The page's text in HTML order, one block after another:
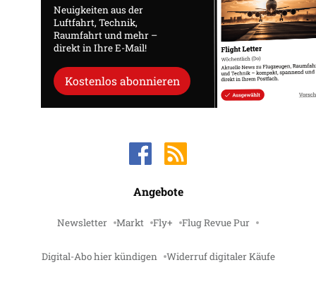
Neuigkeiten aus der
Luftfahrt, Technik,
Raumfahrt und mehr –
direkt in Ihre E-Mail!
Kostenlos abonnieren
Angebote
Newsletter Markt Fly+ Flug Revue Pur
Digital-Abo hier kündigen Widerruf digitaler Käufe